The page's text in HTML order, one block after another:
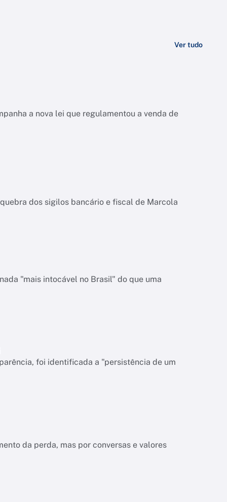
Ver tudo
a nova lei que regulamentou a venda de
dos sigilos bancário e fiscal de Marcola
"mais intocável no Brasil" do que uma
foi identificada a "persistência de um
da perda, mas por conversas e valores